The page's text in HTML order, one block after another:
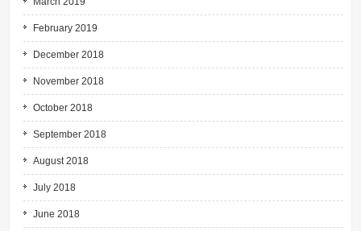
February 2019
December 2018
November 2018
October 2018
September 2018
August 2018
July 2018
June 2018